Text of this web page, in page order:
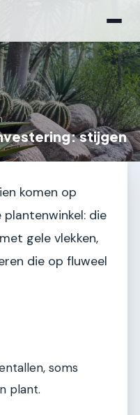
stijgen
komen op
die
gele vlekken,
die op fluweel
soms
plant.